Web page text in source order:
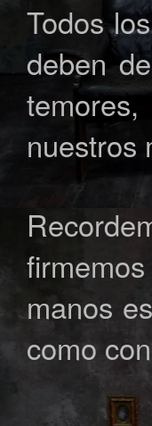
Todos
deben
nuestros
manos
como